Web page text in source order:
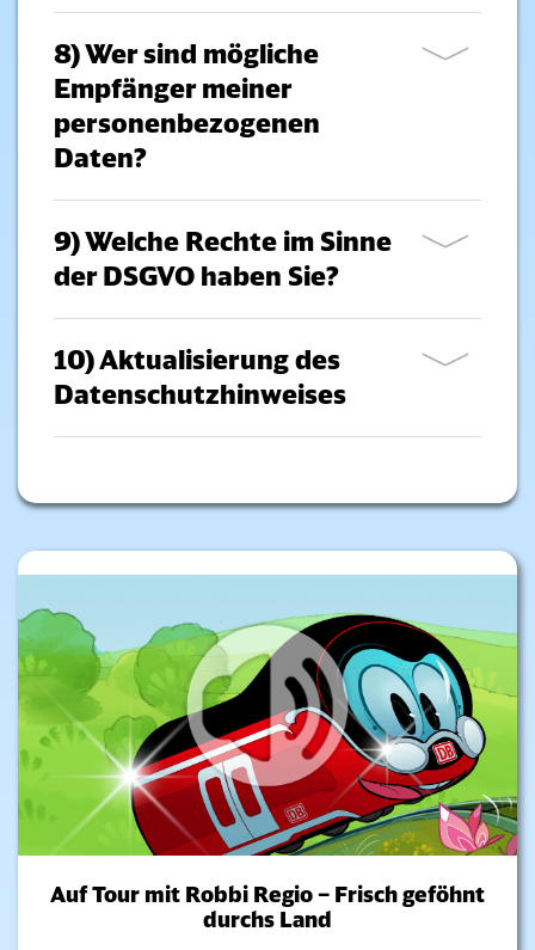
8) Wer sind mögliche
Empfänger meiner
personenbezogenen
Daten?
9) Welche Rechte im Sinne
der DSGVO haben Sie?
10) Aktualisierung des
Datenschutzhinweises
Auf Tour mit Robbi Regio – Frisch geföhnt
durchs Land